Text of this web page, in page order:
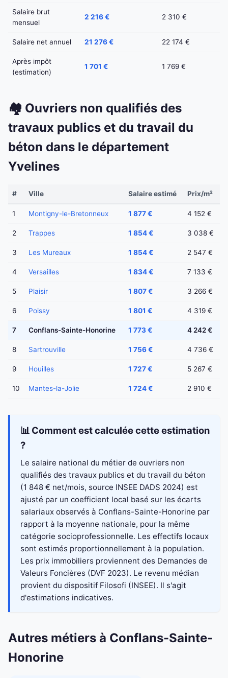
Salaire brut
mensuel
2 216 € 2 310 €
Salaire net annuel 21 276 € 22 174 €
Après impôt
(estimation)
1 701 € 1 769 €
🏘️ Ouvriers non qualifiés des
travaux publics et du travail du
béton dans le département
Yvelines
# Ville Salaire estimé Prix/m²
1 Montigny-le-Bretonneux 1 877 € 4 152 €
2 Trappes 1 854 € 3 038 €
3 Les Mureaux 1 854 € 2 547 €
4 Versailles 1 834 € 7 133 €
5 Plaisir 1 807 € 3 266 €
6 Poissy 1 801 € 4 319 €
7 Conflans-Sainte-Honorine 1 773 € 4 242 €
8 Sartrouville 1 756 € 4 736 €
9 Houilles 1 727 € 5 267 €
10 Mantes-la-Jolie 1 724 € 2 910 €
📊 Comment est calculée cette estimation
?
Le salaire national du métier de ouvriers non
qualifiés des travaux publics et du travail du béton
(1 848 € net/mois, source INSEE DADS 2024) est
ajusté par un coefficient local basé sur les écarts
salariaux observés à Conflans-Sainte-Honorine par
rapport à la moyenne nationale, pour la même
catégorie socioprofessionnelle. Les effectifs locaux
sont estimés proportionnellement à la population.
Les prix immobiliers proviennent des Demandes de
Valeurs Foncières (DVF 2023). Le revenu médian
provient du dispositif Filosofi (INSEE). Il s'agit
d'estimations indicatives.
Autres métiers à Conflans-Sainte-
Honorine